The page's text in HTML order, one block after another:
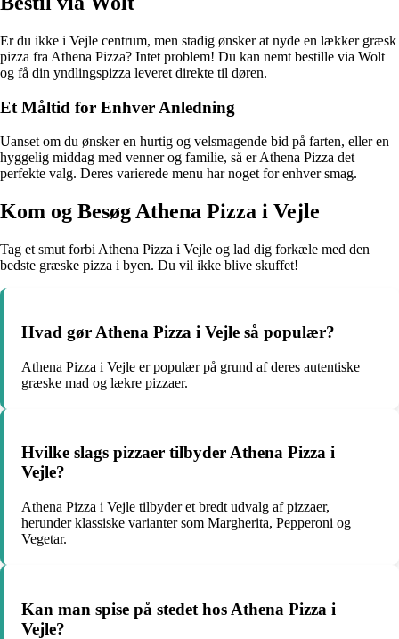
Er du ikke i Vejle centrum, men stadig ønsker at nyde en lækker græsk
pizza fra Athena Pizza? Intet problem! Du kan nemt bestille via Wolt
og få din yndlingspizza leveret direkte til døren.
Et Måltid for Enhver Anledning
Uanset om du ønsker en hurtig og velsmagende bid på farten, eller en
hyggelig middag med venner og familie, så er Athena Pizza det
perfekte valg. Deres varierede menu har noget for enhver smag.
Kom og Besøg Athena Pizza i Vejle
Tag et smut forbi Athena Pizza i Vejle og lad dig forkæle med den
bedste græske pizza i byen. Du vil ikke blive skuffet!
Hvad gør Athena Pizza i Vejle så populær?
Athena Pizza i Vejle er populær på grund af deres autentiske
græske mad og lækre pizzaer.
Hvilke slags pizzaer tilbyder Athena Pizza i
Vejle?
Athena Pizza i Vejle tilbyder et bredt udvalg af pizzaer,
herunder klassiske varianter som Margherita, Pepperoni og
Vegetar.
Kan man spise på stedet hos Athena Pizza i
Vejle?